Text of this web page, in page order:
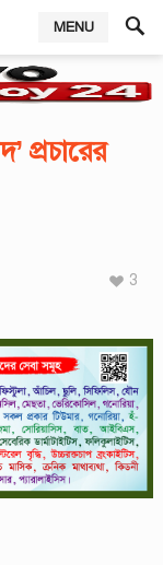
MENU
প্রচারের
3